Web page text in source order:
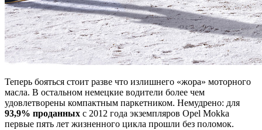
Теперь бояться стоит разве что излишнего «жора» моторного
масла. В остальном немецкие водители более чем
удовлетворены компактным паркетником. Немудрено: для
93,9% проданных с 2012 года экземпляров Opel Mokka
первые пять лет жизненного цикла прошли без поломок.